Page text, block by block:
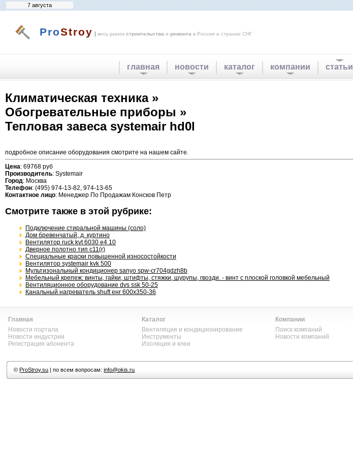
7 августа
ProStroy | весь рынок строительства и ремонта в России и странах СНГ
главная новости каталог компании статьи
Климатическая техника »
Обогревательные приборы »
Тепловая завеса systemair hd0l
подробное описание оборудования смотрите на нашем сайте.
Цена: 69768 руб
Производитель: Systemair
Город: Москва
Телефон: (495) 974-13-82, 974-13-65
Контактное лицо: Менеджер По Продажам Консков Петр
Смотрите также в этой рубрике:
Подключение стиральной машины (соло)
Дом бревенчатый, д. куртино
Вентилятор ruck kvt 6030 e4 10
Дверное полотно тип с11(г)
Специальные краски повышенной износостойкости
Вентилятор systemair kvk 500
Мультизональный кондиционер sanyo spw-cr704gdzh8b
Мебельный крепеж: винты, гайки, штифты, стяжки, шурупы, гвозди. - винт с плоской головкой мебельный
Вентиляционное оборудование dvs ssk 50-25
Канальный нагреватель shuft eнr 600x350-36
Главная
Новости портала
Новости индустрии
Регистрация абонента
Каталог
Вентиляция и кондиционирование
Инструменты
Изоляция и клеи
Компании
Поиск компаний
Новости компаний
©ProStroy.su | по всем вопросам:info@okis.ru